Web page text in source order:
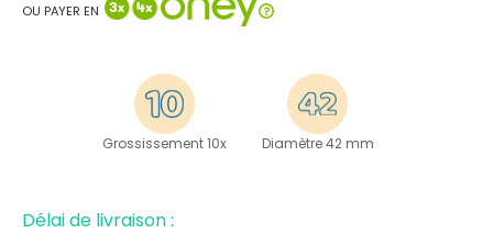
OU PAYER EN
Grossissement 10x Diamètre 42 mm
Délai de livraison :